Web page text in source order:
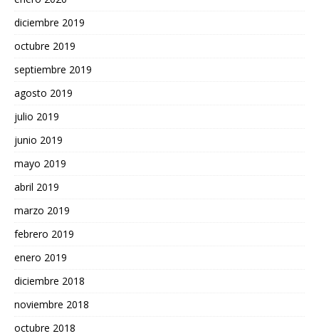
diciembre 2019
octubre 2019
septiembre 2019
agosto 2019
julio 2019
junio 2019
mayo 2019
abril 2019
marzo 2019
febrero 2019
enero 2019
diciembre 2018
noviembre 2018
octubre 2018